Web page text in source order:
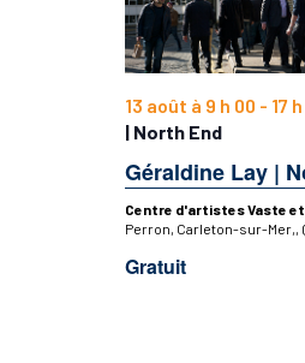
Géraldine Lay |
13 août à 9 h 00 - 17
| North End
Centre d'artistes Vaste et
Perron, Carleton-sur-Mer,,
Gratuit